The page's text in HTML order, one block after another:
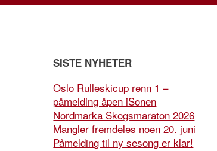
SISTE NYHETER
Oslo Rulleskicup renn 1 –
påmelding åpen iSonen
Nordmarka Skogsmaraton 2026
Mangler fremdeles noen 20. juni
Påmelding til ny sesong er klar!